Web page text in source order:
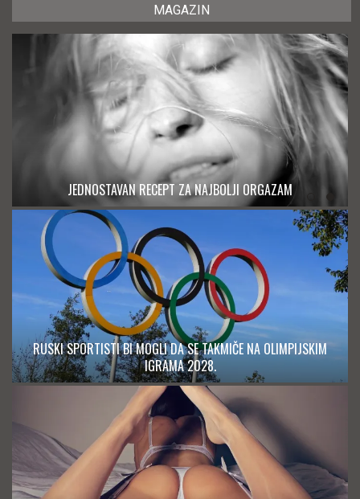
MAGAZIN
JEDNOSTAVAN RECEPT ZA NAJBOLJI ORGAZAM
RUSKI SPORTISTI BI MOGLI DA SE TAKMIČE NA OLIMPIJSKIM
IGRAMA 2028.